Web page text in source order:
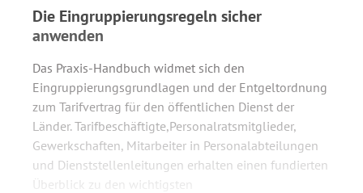
Die Eingruppierungsregeln sicher
anwenden
Das Praxis-Handbuch widmet sich den
Eingruppierungsgrundlagen und der Entgeltordnung
zum Tarifvertrag für den öffentlichen Dienst der
Länder. Tarifbeschäftigte,Personalratsmitglieder,
Gewerkschaften, Mitarbeiter in Personalabteilungen
und Dienststellenleitungen erhalten einen fundierten
Überblick zu den wichtigsten